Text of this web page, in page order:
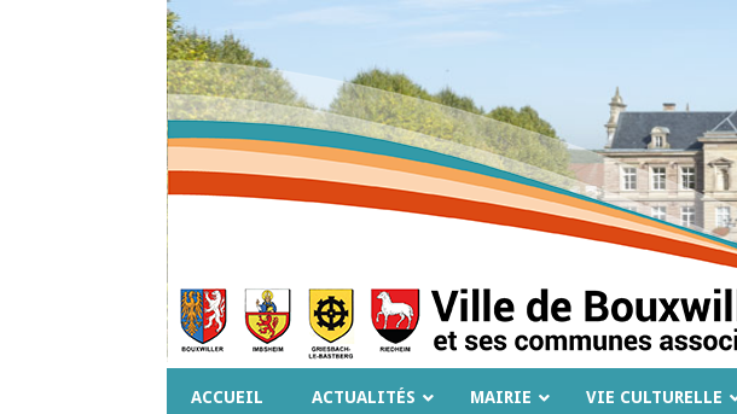
ACCUEIL ACTUALITÉS MAIRIE VIE CULTURELLE